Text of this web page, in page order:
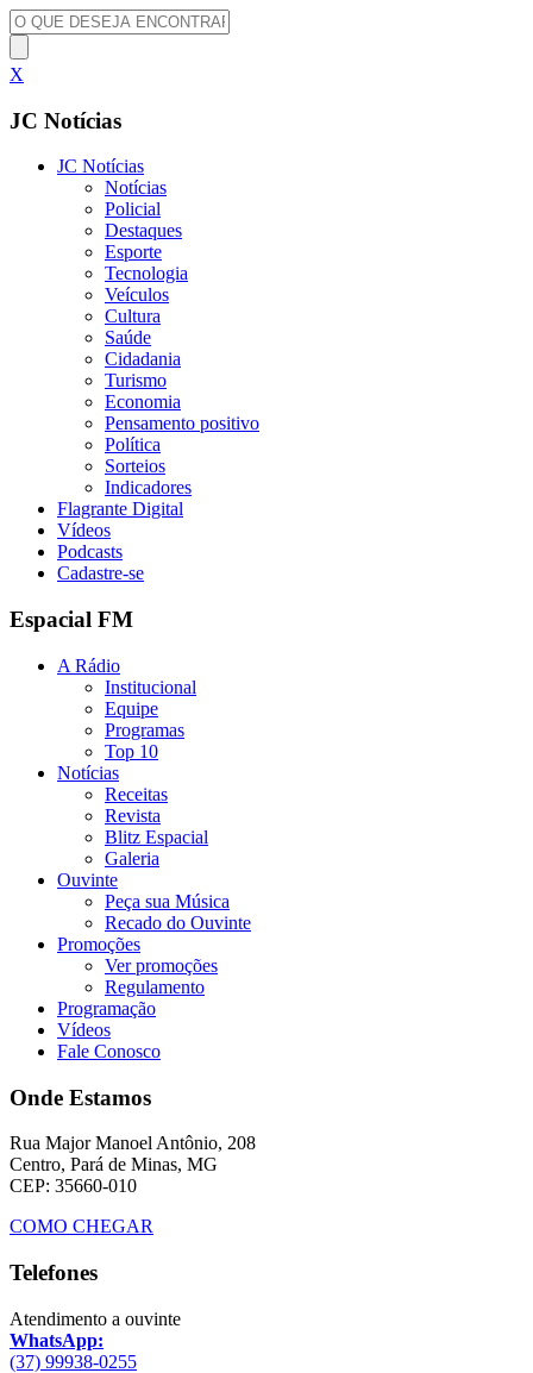
X
JC Notícias
JC Notícias
Notícias
Policial
Destaques
Esporte
Tecnologia
Veículos
Cultura
Saúde
Cidadania
Turismo
Economia
Pensamento positivo
Política
Sorteios
Indicadores
Flagrante Digital
Vídeos
Podcasts
Cadastre-se
Espacial FM
A Rádio
Institucional
Equipe
Programas
Top 10
Notícias
Receitas
Revista
Blitz Espacial
Galeria
Ouvinte
Peça sua Música
Recado do Ouvinte
Promoções
Ver promoções
Regulamento
Programação
Vídeos
Fale Conosco
Onde Estamos
Rua Major Manoel Antônio, 208
Centro, Pará de Minas, MG
CEP: 35660-010
COMO CHEGAR
Telefones
Atendimento a ouvinte
WhatsApp:
(37) 99938-0255